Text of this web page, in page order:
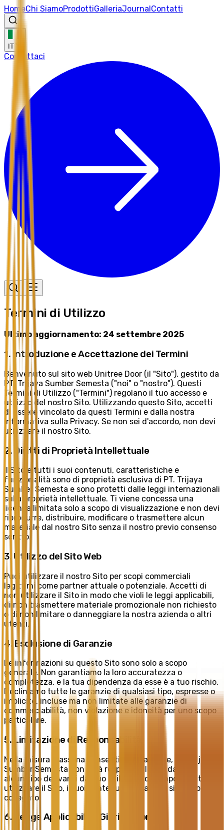
HomeChi SiamoProdottiGalleriaJournalContatti
IT
Contattaci
Termini di Utilizzo
Ultimo aggiornamento: 24 settembre 2025
1. Introduzione e Accettazione dei Termini
Benvenuto sul sito web Unitree Door (il "Sito"), gestito da
PT. Trijaya Sumber Semesta ("noi" o "nostro"). Questi
Termini di Utilizzo ("Termini") regolano il tuo accesso e
utilizzo del nostro Sito. Utilizzando questo Sito, accetti
di essere vincolato da questi Termini e dalla nostra
Informativa sulla Privacy. Se non sei d'accordo, non devi
utilizzare il nostro Sito.
2. Diritti di Proprietà Intellettuale
Il Sito e tutti i suoi contenuti, caratteristiche e
funzionalità sono di proprietà esclusiva di PT. Trijaya
Sumber Semesta e sono protetti dalle leggi internazionali
sulla proprietà intellettuale. Ti viene concessa una
licenza limitata solo a scopo di visualizzazione e non devi
riprodurre, distribuire, modificare o trasmettere alcun
materiale dal nostro Sito senza il nostro previo consenso
scritto.
3. Utilizzo del Sito Web
Puoi utilizzare il nostro Sito per scopi commerciali
legittimi come partner attuale o potenziale. Accetti di
non utilizzare il Sito in modo che violi le leggi applicabili,
di non trasmettere materiale promozionale non richiesto
o di non limitare o danneggiare la nostra azienda o altri
utenti.
4. Esclusione di Garanzie
Le informazioni su questo Sito sono solo a scopo
generale. Non garantiamo la loro accuratezza o
completezza, e la tua dipendenza da esse è a tuo rischio.
Decliniamo tutte le garanzie di qualsiasi tipo, espresse o
implicite, incluse ma non limitate alle garanzie di
commerciabilità, non violazione e idoneità per uno scopo
particolare.
5. Limitazione di Responsabilità
Nella misura massima consentita dalla legge, PT. Trijaya
Sumber Semesta non sarà responsabile per danni di
alcun tipo derivanti dal tuo utilizzo o dall'impossibilità di
utilizzare il Sito, i suoi contenuti o qualsiasi sito web
collegato.
6. Legge Applicabile e Giurisdizione